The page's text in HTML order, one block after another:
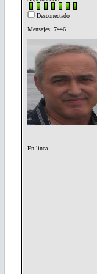
Desconectado
Mensajes: 7446
En línea